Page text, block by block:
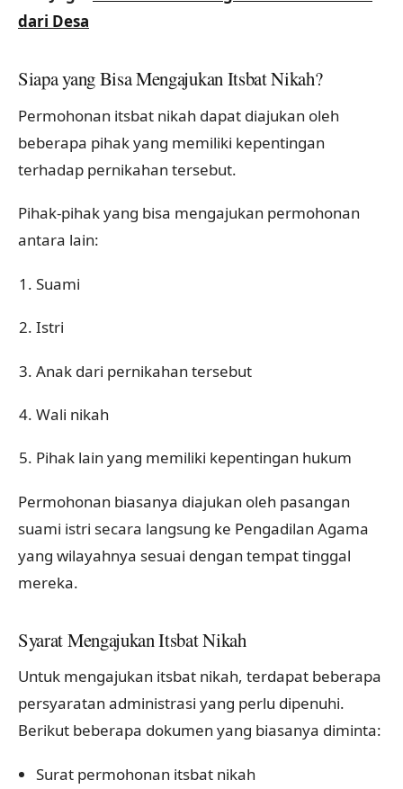
dari Desa
Siapa yang Bisa Mengajukan Itsbat Nikah?
Permohonan itsbat nikah dapat diajukan oleh
beberapa pihak yang memiliki kepentingan
terhadap pernikahan tersebut.
Pihak-pihak yang bisa mengajukan permohonan
antara lain:
Suami
Istri
Anak dari pernikahan tersebut
Wali nikah
Pihak lain yang memiliki kepentingan hukum
Permohonan biasanya diajukan oleh pasangan
suami istri secara langsung ke Pengadilan Agama
yang wilayahnya sesuai dengan tempat tinggal
mereka.
Syarat Mengajukan Itsbat Nikah
Untuk mengajukan itsbat nikah, terdapat beberapa
persyaratan administrasi yang perlu dipenuhi.
Berikut beberapa dokumen yang biasanya diminta:
Surat permohonan itsbat nikah